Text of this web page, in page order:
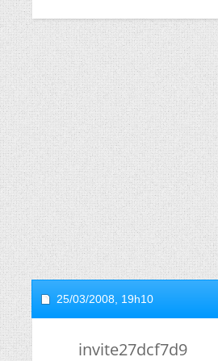
25/03/2008, 19h10
invite27dcf7d9